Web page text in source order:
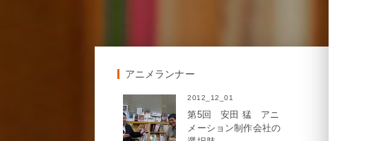
アニメランナー
2012_12_01
第5回 安田 猛 アニ
メーション制作会社の